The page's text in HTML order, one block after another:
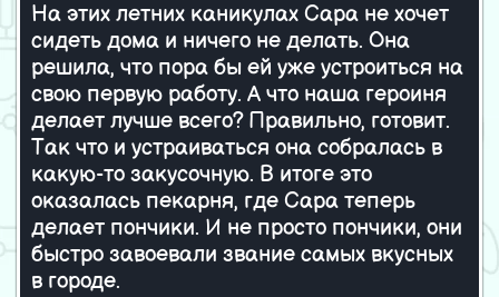
На этих летних каникулах Сара не хочет
сидеть дома и ничего не делать. Она
решила, что пора бы ей уже устроиться на
свою первую работу. А что наша героиня
делает лучше всего? Правильно, готовит.
Так что и устраиваться она собралась в
какую-то закусочную. В итоге это
оказалась пекарня, где Сара теперь
делает пончики. И не просто пончики, они
быстро завоевали звание самых вкусных
в городе.